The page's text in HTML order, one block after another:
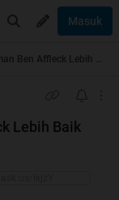
Masuk
Lebih Baik